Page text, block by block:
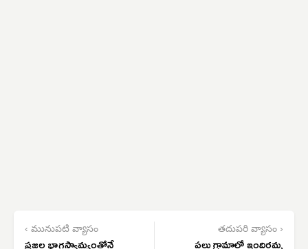
‹ మునుపటి వ్యాసం
ప్రజల భాగస్వామ్యంతోనే
తదుపరి వ్యాసం ›
పలు గ్రామాల్లో ఇందిరమ్మ